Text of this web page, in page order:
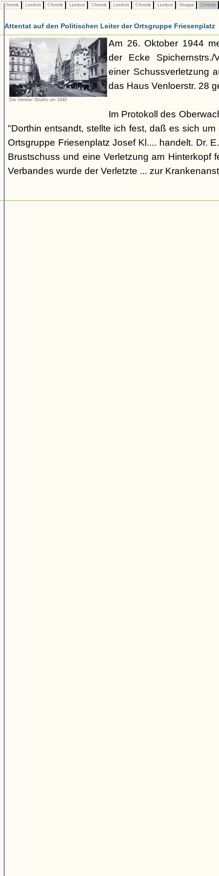
Chronik Lexikon Chronik Lexikon Chronik Lexikon Chronik Lexikon Gruppe Chronik
Attentat auf den Politischen Leiter der Ortsgruppe Friesenplatz
Die Venloer Straße um 1940
Am 26. Oktober 1944
der Ecke
einer Schussverletzung
das Haus Venloerstr. 28
Im Protokoll des
"Dorthin entsandt, stellte ich fest, daß es sich
Ortsgruppe Friesenplatz Josef Kl.... handelt. Dr.
Brustschuss und eine Verletzung am Hinterkopf
Verbandes wurde der Verletzte ... zur